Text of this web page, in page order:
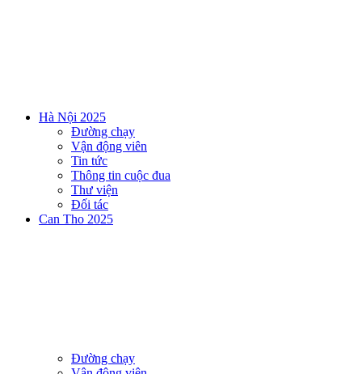
Hà Nội 2025
Đường chạy
Vận động viên
Tin tức
Thông tin cuộc đua
Thư viện
Đối tác
Can Tho 2025
Đường chạy